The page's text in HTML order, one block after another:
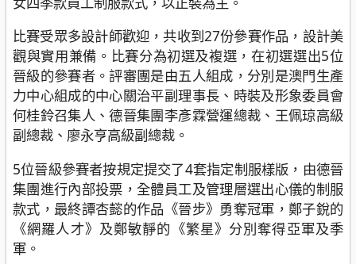
比賽受眾多設計師歡迎，共收到27份參賽作品，設計美
觀與實用兼備。比賽分為初選及複選，在初選選出5位
晉級的參賽者。評審團是由五人組成，分別是澳門生產
力中心組成的中心關治平副理事長、時裝及形象委員會
何桂鈴召集人、德晉集團李彥霖營運總裁、王佩琼高級
副總裁、廖永亨高級副總裁。
5位晉級參賽者按規定提交了4套指定制服樣版，由德晉
集團進行內部投票，全體員工及管理層選出心儀的制服
款式，最終譚杏懿的作品《晉步》勇奪冠軍，鄭子銳的
《網羅人才》及鄭敏靜的《繁星》分別奪得亞軍及季
軍。